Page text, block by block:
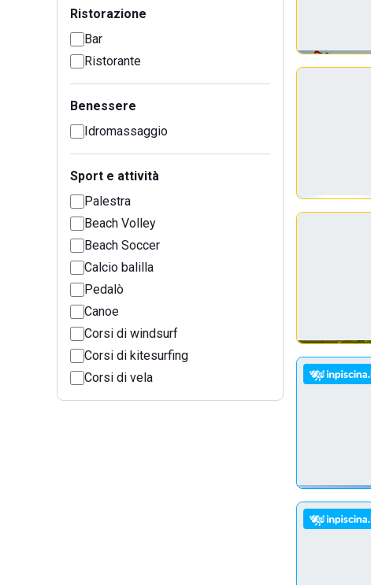
Ristorazione
Bar
Ristorante
Benessere
Idromassaggio
Sport e attività
Palestra
Beach Volley
Beach Soccer
Calcio balilla
Pedalò
Canoe
Corsi di windsurf
Corsi di kitesurfing
Corsi di vela